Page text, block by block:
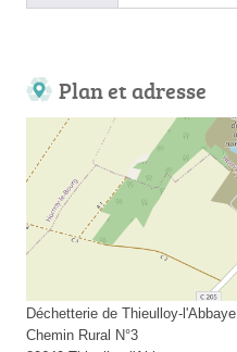
Plan et adresse
Déchetterie de Thieulloy-l'Abbaye
Chemin Rural N°3